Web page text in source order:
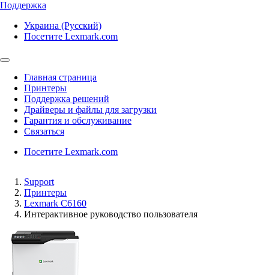
Поддержка
Украина (Русский)
Посетите Lexmark.com
Главная страница
Принтеры
Поддержка решений
Драйверы и файлы для загрузки
Гарантия и обслуживание
Связаться
Посетите Lexmark.com
Support
Принтеры
Lexmark C6160
Интерактивное руководство пользователя